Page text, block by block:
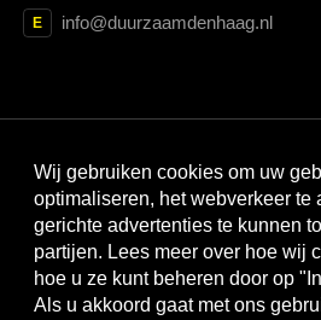
E info@duurzaamdenhaag.nl
Met dank aan:
Wij gebruiken cookies om uw
optimaliseren, het webverkeer te
gerichte advertenties te kunnen
partijen. Lees meer over hoe wij
hoe u ze kunt beheren door op
Als u akkoord gaat met ons